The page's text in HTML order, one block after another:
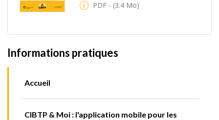
PDF - (3.4 Mo)
Informations pratiques
Accueil
CIBTP & Moi : l'application mobile pour les